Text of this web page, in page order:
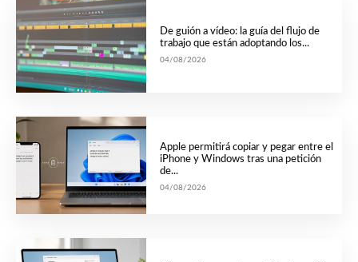
De guión a vídeo: la guía del flujo de
trabajo que están adoptando los...
04/08/2026
Apple permitirá copiar y pegar entre el
iPhone y Windows tras una petición
de...
04/08/2026